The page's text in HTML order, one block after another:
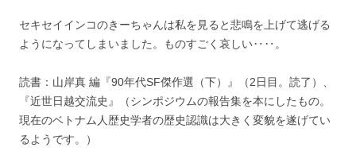
セキセイインコのきーちゃんは私を見ると悲鳴を上げて逃げる
ようになってしまいました。ものすごく哀しい‥‥。
読書：山岸真 編『90年代SF傑作選（下）』（2日目。読了）、
『近世日越交流史』（シンポジウムの報告集を本にしたもの。
現在のベトナム人歴史学者の歴史認識は大きく変貌を遂げてい
るようです。）